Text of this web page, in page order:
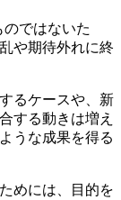
ではないた
や期待外れに終
るケースや、新
する動きは増え
うな成果を得る
めには、目的を